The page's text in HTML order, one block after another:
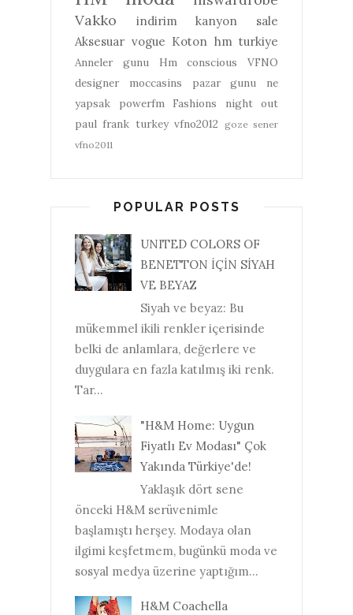
Vakko
indirim kanyon
sale
Aksesuar vogue Koton hm turkiye
Anneler gunu Hm conscious
VFNO
designer
moccasins
pazar gunu ne
yapsak
powerfm
Fashions night out
paul frank turkey vfno2012
goze sener
vfno2011
POPULAR POSTS
UNITED COLORS OF
BENETTON İÇİN SİYAH
VE BEYAZ
Siyah ve beyaz: Bu
mükemmel ikili renkler içerisinde
belki de anlamlara, değerlere ve
duygulara en fazla katılmış iki renk.
Tar...
"H&M Home: Uygun
Fiyatlı Ev Modası" Çok
Yakında Türkiye'de!
Yaklaşık dört sene
önceki H&M serüvenimle
başlamıştı herşey. Modaya olan
ilgimi keşfetmem, bugünkü moda ve
sosyal medya üzerine yaptığım...
H&M Coachella